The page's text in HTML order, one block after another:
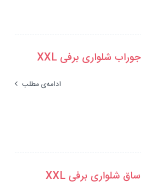
جوراب شلواری برفی XXL
ادامه‌ی مطلب
ساق شلواری برفی XXL